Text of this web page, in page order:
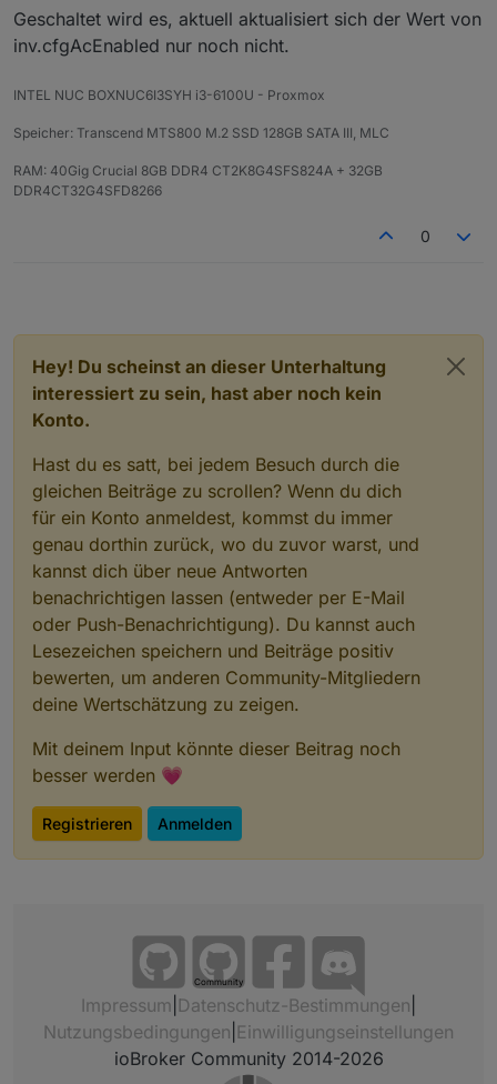
Geschaltet wird es, aktuell aktualisiert sich der Wert von
inv.cfgAcEnabled nur noch nicht.
INTEL NUC BOXNUC6I3SYH i3-6100U - Proxmox
Speicher: Transcend MTS800 M.2 SSD 128GB SATA III, MLC
RAM: 40Gig Crucial 8GB DDR4 CT2K8G4SFS824A + 32GB
DDR4CT32G4SFD8266
0
Hey! Du scheinst an dieser Unterhaltung
interessiert zu sein, hast aber noch kein
Konto.
Hast du es satt, bei jedem Besuch durch die
gleichen Beiträge zu scrollen? Wenn du dich
für ein Konto anmeldest, kommst du immer
genau dorthin zurück, wo du zuvor warst, und
kannst dich über neue Antworten
benachrichtigen lassen (entweder per E-Mail
oder Push-Benachrichtigung). Du kannst auch
Lesezeichen speichern und Beiträge positiv
bewerten, um anderen Community-Mitgliedern
deine Wertschätzung zu zeigen.
Mit deinem Input könnte dieser Beitrag noch
besser werden 💗
Registrieren Anmelden
Community
Impressum Datenschutz-Bestimmungen
Nutzungsbedingungen Einwilligungseinstellungen
ioBroker Community 2014-2026